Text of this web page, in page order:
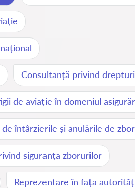
Consultanță privind
de aviație în domeniul
întârzierile și anulările de
siguranța zborurilor
Reprezentare în fața